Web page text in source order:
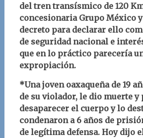
del tren transísmico de 120
concesionaria Grupo México
decreto para declarar ello
de seguridad nacional e
que en lo práctico parecería
expropiación.
*Una joven oaxaqueña de 19
de su violador, le dio muerte y
desaparecer el cuerpo y lo
condenaron a 6 años de
de legítima defensa. Hoy dijo